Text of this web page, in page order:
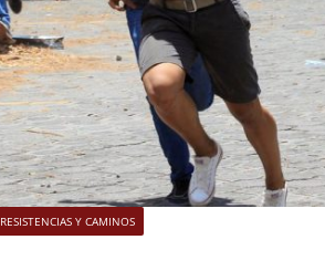
RESISTENCIAS Y CAMINOS